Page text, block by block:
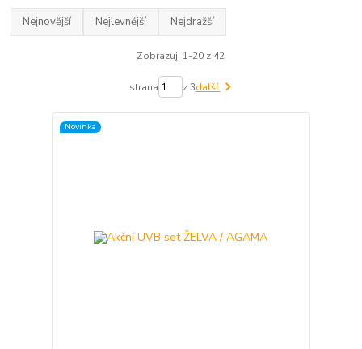
Nejnovější Nejlevnější Nejdražší
Zobrazuji 1-20 z 42
strana z 3další
Novinka